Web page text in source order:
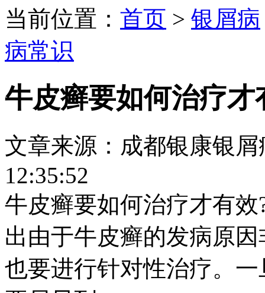
当前位置： 首页 > 银屑病
病常识
牛皮癣要如何治疗才
文章来源：成都银康银
12:35:52
牛皮癣要如何治疗才有
出由于牛皮癣的发病原
也要进行针对性治疗。